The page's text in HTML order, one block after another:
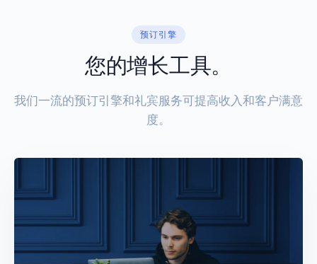
预订引擎
您的增长工具。
我们一流的预订引擎和礼宾服务可提高收入和客户满意
度。